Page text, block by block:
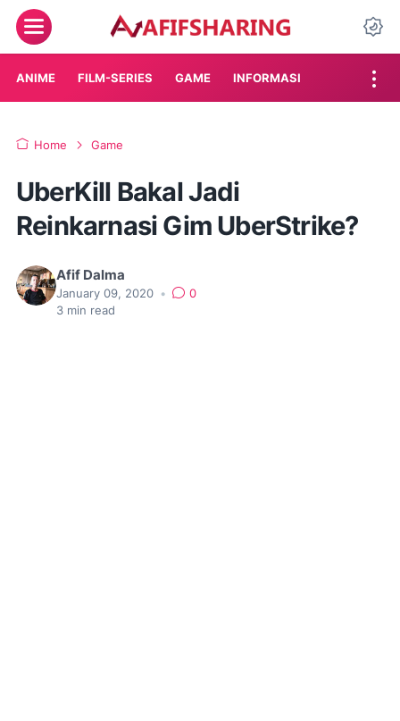
Menu
ANIME FILM-SERIES GAME INFORMASI
Home Game
UberKill Bakal Jadi
Reinkarnasi Gim UberStrike?
Afif Dalma
January 09, 2020 •
0
3 min read